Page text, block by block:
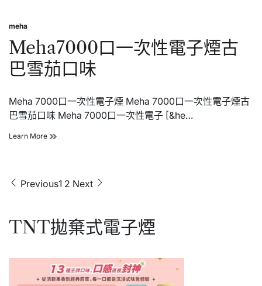
電
煙
青
果
口
味
Posted
in
meha
Meha7000口一次性電子煙古
巴雪茄口味
Meha 7000口一次性電子煙 Meha 7000口一次性電子煙古
巴雪茄口味 Meha 7000口一次性電子 [&he…
Learn More Meha7000
電
古
巴
味
文
分
頁
Previous1 2 Next
TNT拋棄式電子煙